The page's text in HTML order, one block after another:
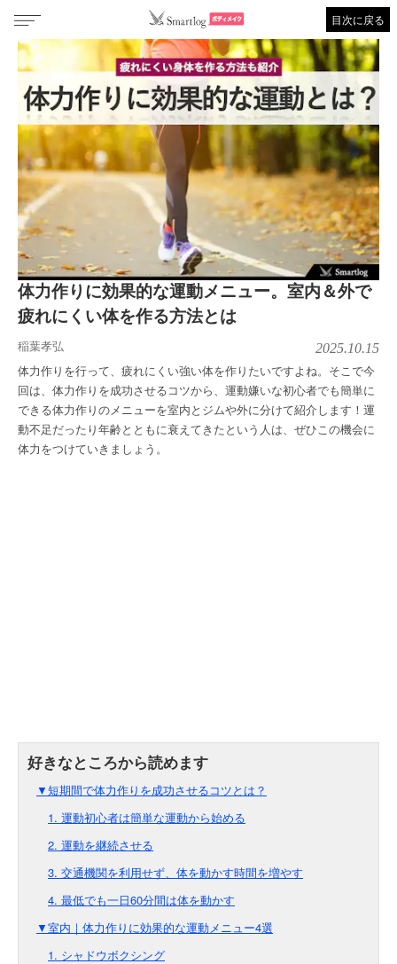
目次に戻る
体力作りに効果的な運動メニュー。室内＆外で
疲れにくい体を作る方法とは
稲葉孝弘 2025.10.15
体力作りを行って、疲れにくい強い体を作りたいですよね。そこで今
回は、体力作りを成功させるコツから、運動嫌いな初心者でも簡単に
できる体力作りのメニューを室内とジムや外に分けて紹介します！運
動不足だったり年齢とともに衰えてきたという人は、ぜひこの機会に
体力をつけていきましょう。
▼短期間で体力作りを成功させるコツとは？
1. 運動初心者は簡単な運動から始める
2. 運動を継続させる
3. 交通機関を利用せず、体を動かす時間を増やす
4. 最低でも一日60分間は体を動かす
▼室内｜体力作りに効果的な運動メニュー4選
1. シャドウボクシング